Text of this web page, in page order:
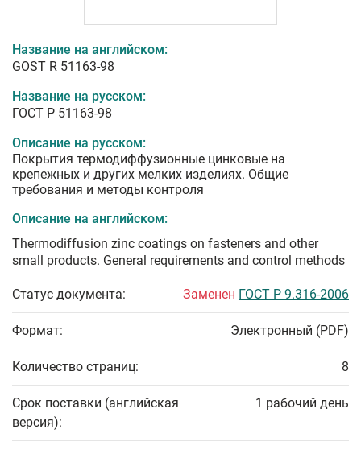
Название на английском:
GOST R 51163-98
Название на русском:
ГОСТ Р 51163-98
Описание на русском:
Покрытия термодиффузионные цинковые на
крепежных и других мелких изделиях. Общие
требования и методы контроля
Описание на английском:
Thermodiffusion zinc coatings on fasteners and other
small products. General requirements and control methods
Статус документа: Заменен ГОСТ Р 9.316-2006
Формат: Электронный (PDF)
Количество страниц: 8
Срок поставки (английская
версия):
1 рабочий день